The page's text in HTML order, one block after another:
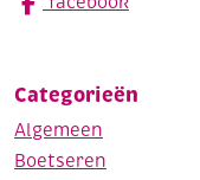
Categorieën
Algemeen
Boetseren